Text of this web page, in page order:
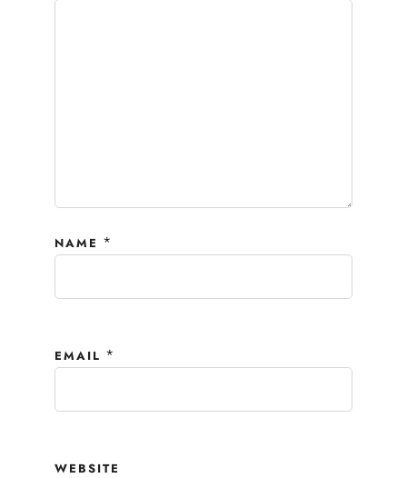
NAME *
EMAIL *
WEBSITE